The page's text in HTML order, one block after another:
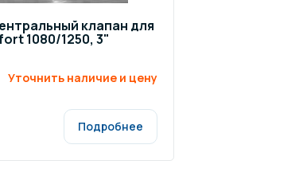
клапан для
1080/1250, 3"
Уточнить наличие и цену
Подробнее